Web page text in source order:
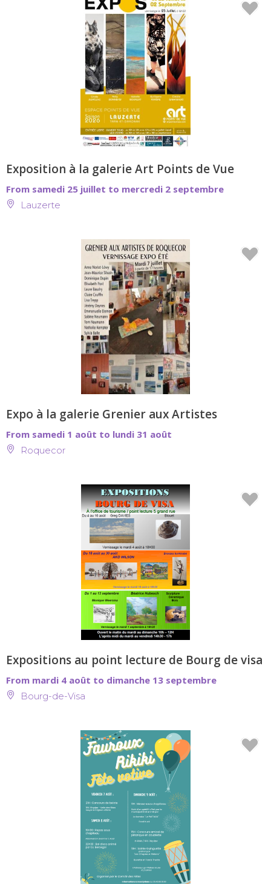
Exposition à la galerie Art Points de Vue
From samedi 25 juillet to mercredi 2 septembre
Lauzerte
Expo à la galerie Grenier aux Artistes
From samedi 1 août to lundi 31 août
Roquecor
Expositions au point lecture de Bourg de visa
From mardi 4 août to dimanche 13 septembre
Bourg-de-Visa